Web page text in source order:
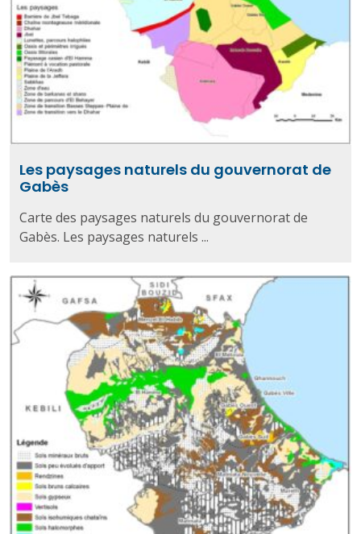
Les paysages naturels du gouvernorat de
Gabès
Carte des paysages naturels du gouvernorat de
Gabès. Les paysages naturels ...